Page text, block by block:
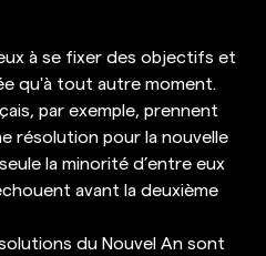
à se fixer des objectifs et
qu'à tout autre moment.
par exemple, prennent
résolution pour la nouvelle
la minorité d’entre eux
avant la deuxième
du Nouvel An sont